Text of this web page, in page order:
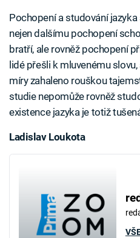
Pochopení a studování
nejen dalšímu pochopení
bratří, ale rovněž pochopení
lidé přešli k mluvenému
míry zahaleno rouškou
studie nepomůže rovněž
existence jazyka je totiž
Ladislav Loukota